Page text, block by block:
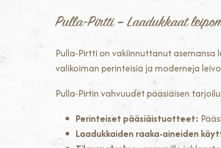
Pulla-Pirtti – Laadukkaat
Pulla-Pirtti on vakiinnuttanut
valikoiman perinteisiä ja moderneja
Pulla-Pirtin vahvuudet pääsiäisen
Perinteiset pääsiäistuotteet:
Laadukkaiden raaka-aineiden